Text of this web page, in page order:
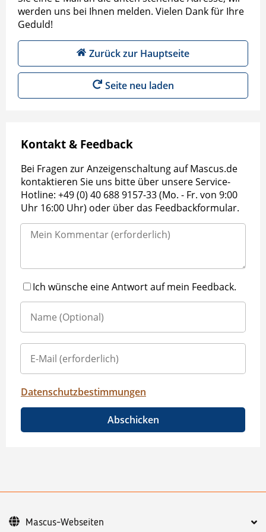
werden uns bei Ihnen melden. Vielen Dank für Ihre
Geduld!
Zurück zur Hauptseite
Seite neu laden
Kontakt & Feedback
Bei Fragen zur Anzeigenschaltung auf Mascus.de
kontaktieren Sie uns bitte über unsere Service-
Hotline: +49 (0) 40 688 9157-33 (Mo. - Fr. von 9:00
Uhr 16:00 Uhr) oder über das Feedbackformular.
Ich wünsche eine Antwort auf mein Feedback.
Datenschutzbestimmungen
Abschicken
Mascus-Webseiten